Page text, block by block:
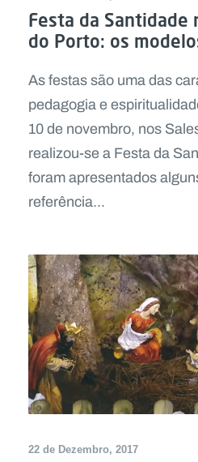
Festa da Santidade
do Porto: os
As festas são uma das
pedagogia e
10 de novembro, nos
realizou-se a Festa da
foram apresentados
referência...
22 de Dezembro, 2017